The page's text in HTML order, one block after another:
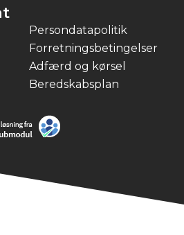
Persondatapolitik
Forretningsbetingelser
Adfærd og kørsel
Beredskabsplan